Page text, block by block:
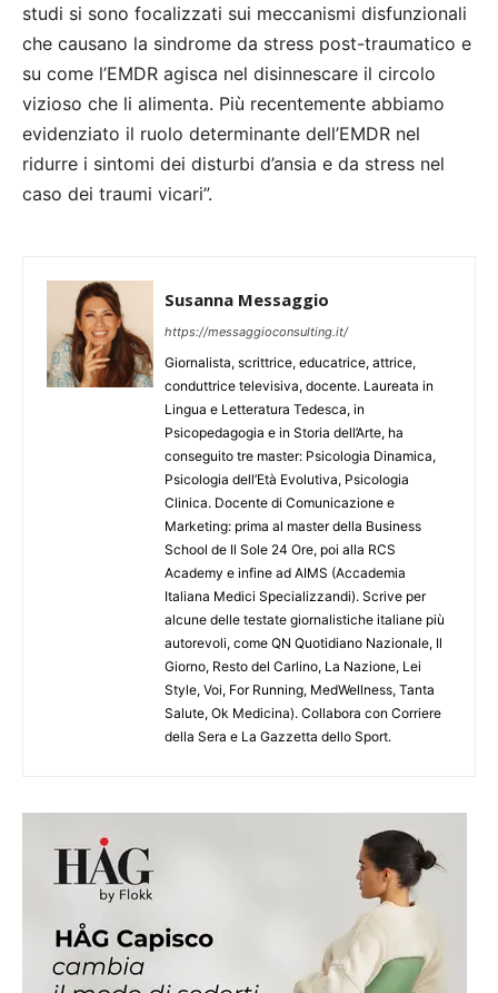
studi si sono focalizzati sui meccanismi disfunzionali
che causano la sindrome da stress post-traumatico e
su come l’EMDR agisca nel disinnescare il circolo
vizioso che li alimenta. Più recentemente abbiamo
evidenziato il ruolo determinante dell’EMDR nel
ridurre i sintomi dei disturbi d’ansia e da stress nel
caso dei traumi vicari”.
Susanna Messaggio
https://messaggioconsulting.it/
Giornalista, scrittrice, educatrice, attrice,
conduttrice televisiva, docente. Laureata in
Lingua e Letteratura Tedesca, in
Psicopedagogia e in Storia dell’Arte, ha
conseguito tre master: Psicologia Dinamica,
Psicologia dell’Età Evolutiva, Psicologia
Clinica. Docente di Comunicazione e
Marketing: prima al master della Business
School de Il Sole 24 Ore, poi alla RCS
Academy e infine ad AIMS (Accademia
Italiana Medici Specializzandi). Scrive per
alcune delle testate giornalistiche italiane più
autorevoli, come QN Quotidiano Nazionale, Il
Giorno, Resto del Carlino, La Nazione, Lei
Style, Voi, For Running, MedWellness, Tanta
Salute, Ok Medicina). Collabora con Corriere
della Sera e La Gazzetta dello Sport.